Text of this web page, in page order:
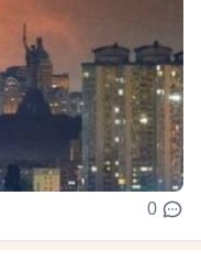
0